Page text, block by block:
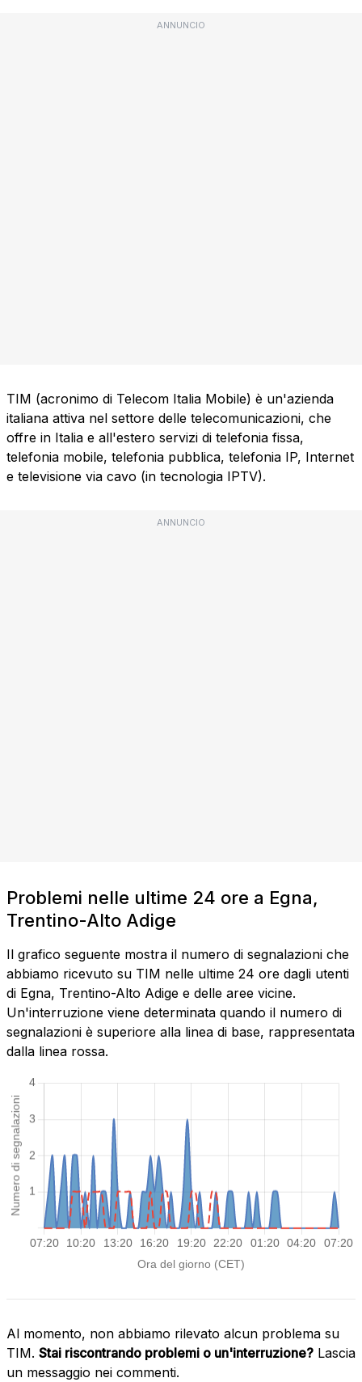
ANNUNCIO
TIM (acronimo di Telecom Italia Mobile) è un'azienda
italiana attiva nel settore delle telecomunicazioni, che
offre in Italia e all'estero servizi di telefonia fissa,
telefonia mobile, telefonia pubblica, telefonia IP, Internet
e televisione via cavo (in tecnologia IPTV).
ANNUNCIO
Problemi nelle ultime 24 ore a Egna,
Trentino-Alto Adige
Il grafico seguente mostra il numero di segnalazioni che
abbiamo ricevuto su TIM nelle ultime 24 ore dagli utenti
di Egna, Trentino-Alto Adige e delle aree vicine.
Un'interruzione viene determinata quando il numero di
segnalazioni è superiore alla linea di base, rappresentata
dalla linea rossa.
Al momento, non abbiamo rilevato alcun problema su
TIM. Stai riscontrando problemi o un'interruzione? Lascia
un messaggio nei commenti.